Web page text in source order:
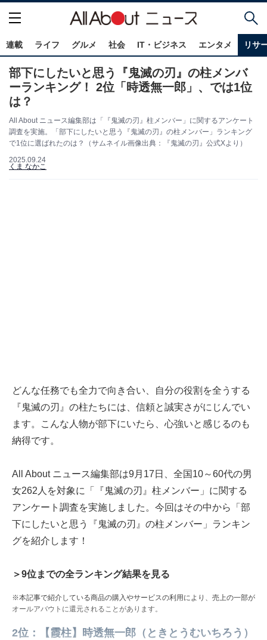
連載 ライフ グルメ 社会 IT・ビジネス エンタメ リサ
部下にしたいと思う『鬼滅の刃』の柱メンバ
ーランキング！ 2位「時透無一郎」、では1位
は？
All About ニュース編集部は「『鬼滅の刃』柱メンバー」に関するアンケート
調査を実施。「部下にしたいと思う『鬼滅の刃』の柱メンバー」ランキング
で1位に選ばれたのは？（サムネイル画像出典：『鬼滅の刃』公式Xより）
2025.09.24
くま なかこ
どんな任務でも全力で向き合い、自分の役割を全うする
『鬼滅の刃』の柱たちには、信頼と誠実さがにじんでい
ます。こんな人物が部下にいたら、心強いと感じるのも
納得です。
All About ニュース編集部は9月17日、全国10～60代の男
女262人を対象に「『鬼滅の刃』柱メンバー」に関する
アンケート調査を実施しました。今回はその中から「部
下にしたいと思う『鬼滅の刃』の柱メンバー」ランキン
グを紹介します！
＞9位までの全ランキング結果を見る
※本記事で紹介している商品の購入やサービスの利用により、売上の一部が
オールアバウトに還元されることがあります。
2位：【霞柱】時透無一郎（ときとうむいちろう）